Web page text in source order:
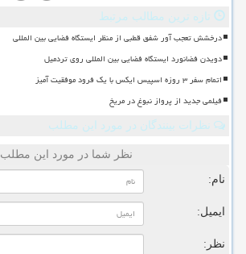
تازه ترین مطالب مرتبط
درخشش تعجب آور شفق قطبی از منظر ایستگاه فضایی بین المللی
دویدن فضانورد ایستگاه فضایی بین المللی روی تردمیل
اتمام سفر ۳ روزه اسپیس ایکس با یک فرود موفقیت آمیز
فیلمی جدید از پرواز نبوغ در مریخ
نظرات بینندگان در مورد این مطلب
نظر شما در مورد این مطلب
نام:
ایمیل:
نظر: